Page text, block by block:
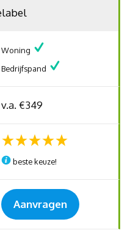
Woning
Bedrijfspand
v.a. €349
beste keuze!
Aanvragen